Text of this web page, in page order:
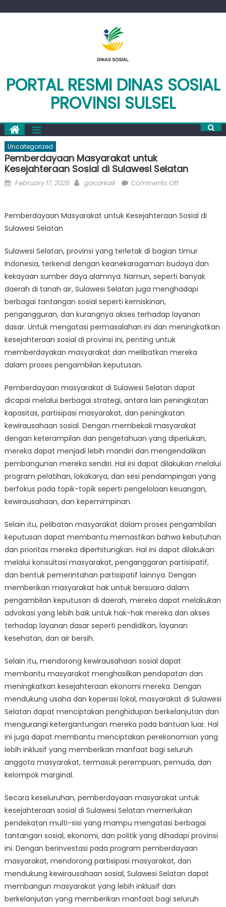
PORTAL RESMI DINAS SOSIAL
PROVINSI SULSEL
Uncategorized
Pemberdayaan Masyarakat untuk
Kesejahteraan Sosial di Sulawesi Selatan
Posted
February 17, 2026 Author
gacorkali Comments Offon
untuk
di
Sulawesi
Selatan
Pemberdayaan Masyarakat untuk Kesejahteraan Sosial di
Sulawesi Selatan
Sulawesi Selatan, provinsi yang terletak di bagian timur
Indonesia, terkenal dengan keanekaragaman budaya dan
kekayaan sumber daya alamnya. Namun, seperti banyak
daerah di tanah air, Sulawesi Selatan juga menghadapi
berbagai tantangan sosial seperti kemiskinan,
pengangguran, dan kurangnya akses terhadap layanan
dasar. Untuk mengatasi permasalahan ini dan meningkatkan
kesejahteraan sosial di provinsi ini, penting untuk
memberdayakan masyarakat dan melibatkan mereka
dalam proses pengambilan keputusan.
Pemberdayaan masyarakat di Sulawesi Selatan dapat
dicapai melalui berbagai strategi, antara lain peningkatan
kapasitas, partisipasi masyarakat, dan peningkatan
kewirausahaan sosial. Dengan membekali masyarakat
dengan keterampilan dan pengetahuan yang diperlukan,
mereka dapat menjadi lebih mandiri dan mengendalikan
pembangunan mereka sendiri. Hal ini dapat dilakukan melalui
program pelatihan, lokakarya, dan sesi pendampingan yang
berfokus pada topik-topik seperti pengelolaan keuangan,
kewirausahaan, dan kepemimpinan.
Selain itu, pelibatan masyarakat dalam proses pengambilan
keputusan dapat membantu memastikan bahwa kebutuhan
dan prioritas mereka diperhitungkan. Hal ini dapat dilakukan
melalui konsultasi masyarakat, penganggaran partisipatif,
dan bentuk pemerintahan partisipatif lainnya. Dengan
memberikan masyarakat hak untuk bersuara dalam
pengambilan keputusan di daerah, mereka dapat melakukan
advokasi yang lebih baik untuk hak-hak mereka dan akses
terhadap layanan dasar seperti pendidikan, layanan
kesehatan, dan air bersih.
Selain itu, mendorong kewirausahaan sosial dapat
membantu masyarakat menghasilkan pendapatan dan
meningkatkan kesejahteraan ekonomi mereka. Dengan
mendukung usaha dan koperasi lokal, masyarakat di Sulawesi
Selatan dapat menciptakan penghidupan berkelanjutan dan
mengurangi ketergantungan mereka pada bantuan luar. Hal
ini juga dapat membantu menciptakan perekonomian yang
lebih inklusif yang memberikan manfaat bagi seluruh
anggota masyarakat, termasuk perempuan, pemuda, dan
kelompok marginal.
Secara keseluruhan, pemberdayaan masyarakat untuk
kesejahteraan sosial di Sulawesi Selatan memerlukan
pendekatan multi-sisi yang mampu mengatasi berbagai
tantangan sosial, ekonomi, dan politik yang dihadapi provinsi
ini. Dengan berinvestasi pada program pemberdayaan
masyarakat, mendorong partisipasi masyarakat, dan
mendukung kewirausahaan sosial, Sulawesi Selatan dapat
membangun masyarakat yang lebih inklusif dan
berkelanjutan yang memberikan manfaat bagi seluruh